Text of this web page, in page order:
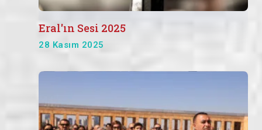
Eral'ın Sesi 2025
28 Kasım 2025